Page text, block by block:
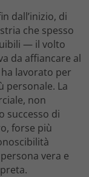
dall’inizio, di
che spesso
— il volto
da affiancare al
lavorato per
personale. La
non
successo di
forse più
vera e